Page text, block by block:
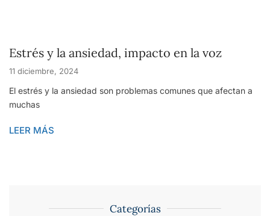
Estrés y la ansiedad, impacto en la voz
11 diciembre, 2024
El estrés y la ansiedad son problemas comunes que afectan a
muchas
LEER MÁS
Categorías